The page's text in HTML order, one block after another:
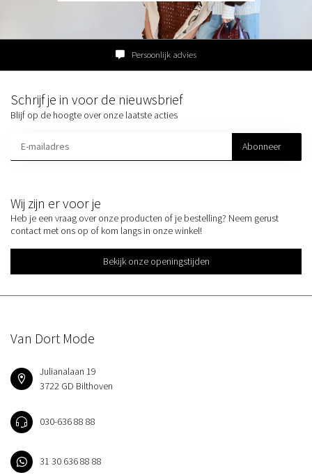
Persoonlijk advies
Wij zijn er voor je
Heb je een vraag over onze producten of je bestelling? Neem gerust
contact met ons op of kom langs in onze winkel!
Bekijk onze openingstijden
Schrijf je in voor de nieuwsbrief
Blijf op de hoogte over onze laatste acties
Abonneer
Van Dort Mode
Julianalaan 19
3722 GD Bilthoven
030-636 88 88
31 30 636 88 88